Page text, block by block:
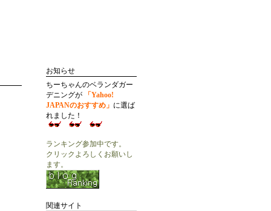
お知らせ
ちーちゃんのベランダガー
デニングが
「Yahoo!
JAPANのおすすめ」 に選ば
れました！
ランキング参加中です。
クリックよろしくお願いし
ます。
関連サイト